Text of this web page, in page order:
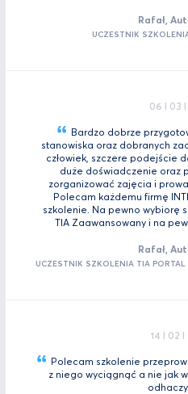
Rafał,
UCZESTNIK
06 I 03
Bardzo dobrze
stanowiska oraz dobranych
człowiek, szczere podejście
duże doświadczenie oraz
zorganizować zajęcia i
Polecam każdemu firmę
szkolenie. Na pewno wybiorę
TIA Zaawansowany i na
Rafał,
UCZESTNIK SZKOLENIA TIA
14 I 02
Polecam szkolenie
z niego wyciągnąć a nie jak